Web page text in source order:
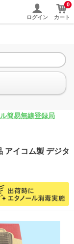
ログイン
0
カート
簡易無線登録局
アイコム製 デジタ